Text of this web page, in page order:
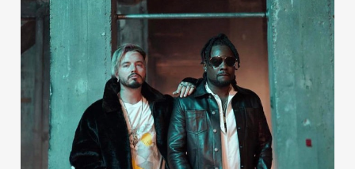
Home
Cover Story